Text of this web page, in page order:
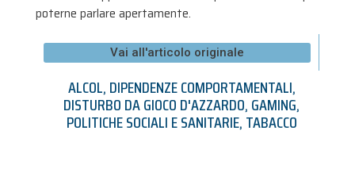
poterne parlare apertamente.
Vai all'articolo originale
ALCOL,DIPENDENZE COMPORTAMENTALI,
DISTURBO DA GIOCO D'AZZARDO,GAMING,
POLITICHE SOCIALI E SANITARIE,TABACCO